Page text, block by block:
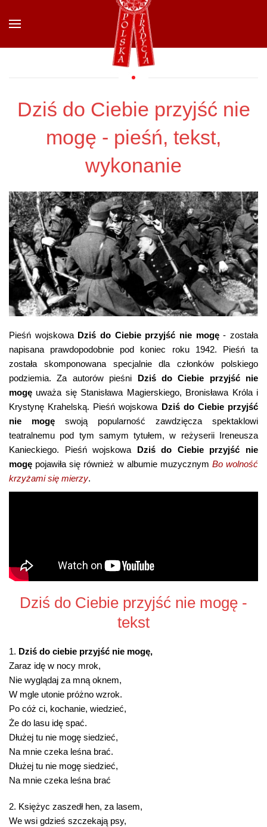
Przejdź do głównej treści
Dziś do Ciebie przyjść nie
mogę - pieśń, tekst,
wykonanie
Pieśń wojskowaDziś do Ciebie przyjść nie mogę - została
napisana prawdopodobnie pod koniec roku 1942. Pieśń ta
została skomponowana specjalnie dla członków polskiego
podziemia. Za autorów
pieśni Dziś do Ciebie przyjść nie
mogę uważa się Stanisława Magierskiego, Bronisława Króla i
Krystynę Krahelską. Pieśń wojskowa Dziś do Ciebie przyjść
nie mogę
swoją popularność zawdzięcza spektaklowi
teatralnemu pod tym samym tytułem, w reżyserii Ireneusza
Kanieckiego.
Pieśń wojskowa Dziś do Ciebie przyjść nie
mogę pojawiła się również w albumie muzycznym Bo wolność
krzyżami się mierzy.
Dziś do Ciebie przyjść nie mogę -
tekst
1. Dziś do ciebie przyjść nie mogę,
Zaraz idę w nocy mrok,
Nie wyglądaj za mną oknem,
W mgle utonie próżno wzrok.
Po cóż ci, kochanie, wiedzieć,
Że do lasu idę spać.
Dłużej tu nie mogę siedzieć,
Na mnie czeka leśna brać.
Dłużej tu nie mogę siedzieć,
Na mnie czeka leśna brać
2. Księżyc zaszedł hen, za lasem,
We wsi gdzieś szczekają psy,